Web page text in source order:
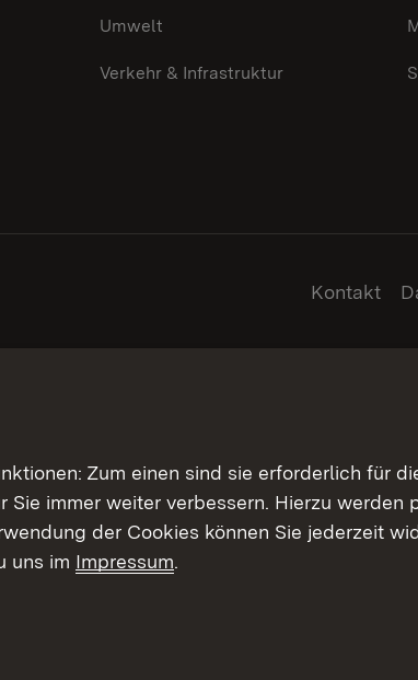
Umwelt
Verkehr & Infrastruktur
Kontakt
Zum einen sind sie erforderlich für
immer weiter verbessern. Hierzu
der Cookies können Sie jederzeit
uns im Impressum.